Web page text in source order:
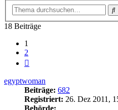
18 Beiträge
1
2
egyptwoman
Beiträge: 682
Registriert: 26. Dez 2011,
Behörde: